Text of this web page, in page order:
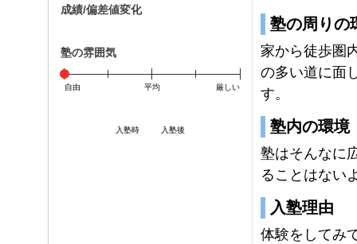
成績/偏差値変化
入塾時 入塾後
塾の雰囲気
自由 平均 厳しい
塾の周りの
家から徒歩圏
の多い道に面
す。
塾内の環境
塾はそんなに
ることはない
入塾理由
体験をしてみ